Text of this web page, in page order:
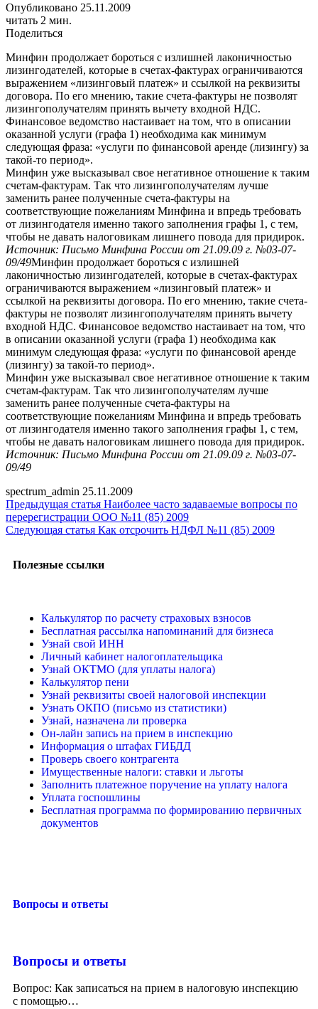
Опубликовано 25.11.2009
читать 2 мин.
Поделиться
Минфин продолжает бороться с излишней лаконичностью
лизингодателей, которые в счетах-фактурах ограничиваются
выражением «лизинговый платеж» и ссылкой на реквизиты
договора. По его мнению, такие счета-фактуры не позволят
лизингополучателям принять вычету входной НДС.
Финансовое ведомство настаивает на том, что в описании
оказанной услуги (графа 1) необходима как минимум
следующая фраза: «услуги по финансовой аренде (лизингу) за
такой-то период».
Минфин уже высказывал свое негативное отношение к таким
счетам-фактурам. Так что лизингополучателям лучше
заменить ранее полученные счета-фактуры на
соответствующие пожеланиям Минфина и впредь требовать
от лизингодателя именно такого заполнения графы 1, с тем,
чтобы не давать налоговикам лишнего повода для придирок.
Источник: Письмо Минфина России от 21.09.09 г. №03-07-
09/49Минфин продолжает бороться с излишней
лаконичностью лизингодателей, которые в счетах-фактурах
ограничиваются выражением «лизинговый платеж» и
ссылкой на реквизиты договора. По его мнению, такие счета-
фактуры не позволят лизингополучателям принять вычету
входной НДС. Финансовое ведомство настаивает на том, что
в описании оказанной услуги (графа 1) необходима как
минимум следующая фраза: «услуги по финансовой аренде
(лизингу) за такой-то период».
Минфин уже высказывал свое негативное отношение к таким
счетам-фактурам. Так что лизингополучателям лучше
заменить ранее полученные счета-фактуры на
соответствующие пожеланиям Минфина и впредь требовать
от лизингодателя именно такого заполнения графы 1, с тем,
чтобы не давать налоговикам лишнего повода для придирок.
Источник: Письмо Минфина России от 21.09.09 г. №03-07-
09/49
spectrum_admin 25.11.2009
Предыдущая статья Наиболее часто задаваемые вопросы по
перерегистрации ООО №11 (85) 2009
Следующая статья Как отсрочить НДФЛ №11 (85) 2009
Полезные ссылки
Калькулятор по расчету страховых взносов
Бесплатная рассылка напоминаний для бизнеса
Узнай свой ИНН
Личный кабинет налогоплательщика
Узнай ОКТМО (для уплаты налога)
Калькулятор пени
Узнай реквизиты своей налоговой инспекции
Узнать ОКПО (письмо из статистики)
Узнай, назначена ли проверка
Он-лайн запись на прием в инспекцию
Информация о штафах ГИБДД
Проверь своего контрагента
Имущественные налоги: ставки и льготы
Заполнить платежное поручение на уплату налога
Уплата госпошлины
Бесплатная программа по формированию первичных
документов
Вопросы и ответы
Вопросы и ответы
Вопрос: Как записаться на прием в налоговую инспекцию
с помощью…